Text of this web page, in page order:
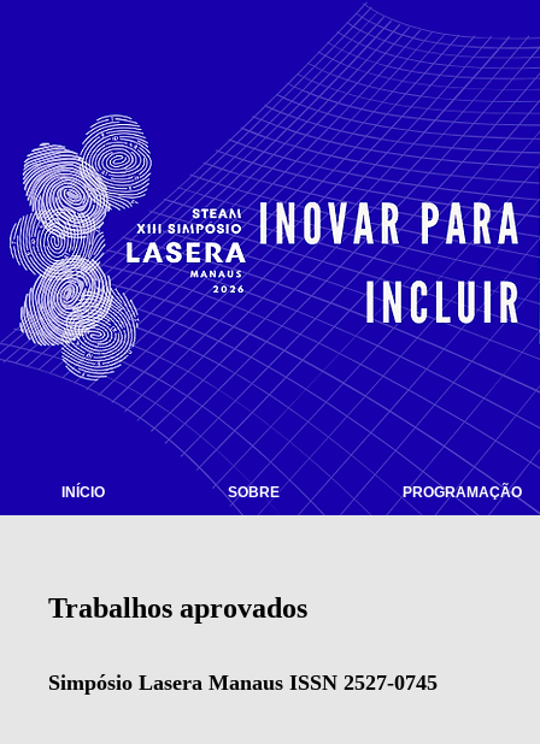
INÍCIO SOBRE PROGRAMAÇÃO
Trabalhos aprovados
Simpósio Lasera Manaus ISSN 2527-0745